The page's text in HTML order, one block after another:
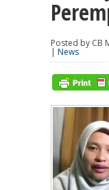
Posted by CB
| News